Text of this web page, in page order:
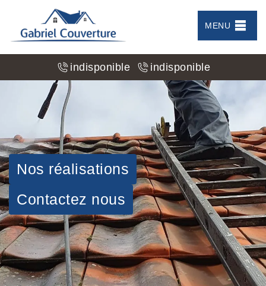
MENU
indisponible indisponible
Nos réalisations
Contactez nous